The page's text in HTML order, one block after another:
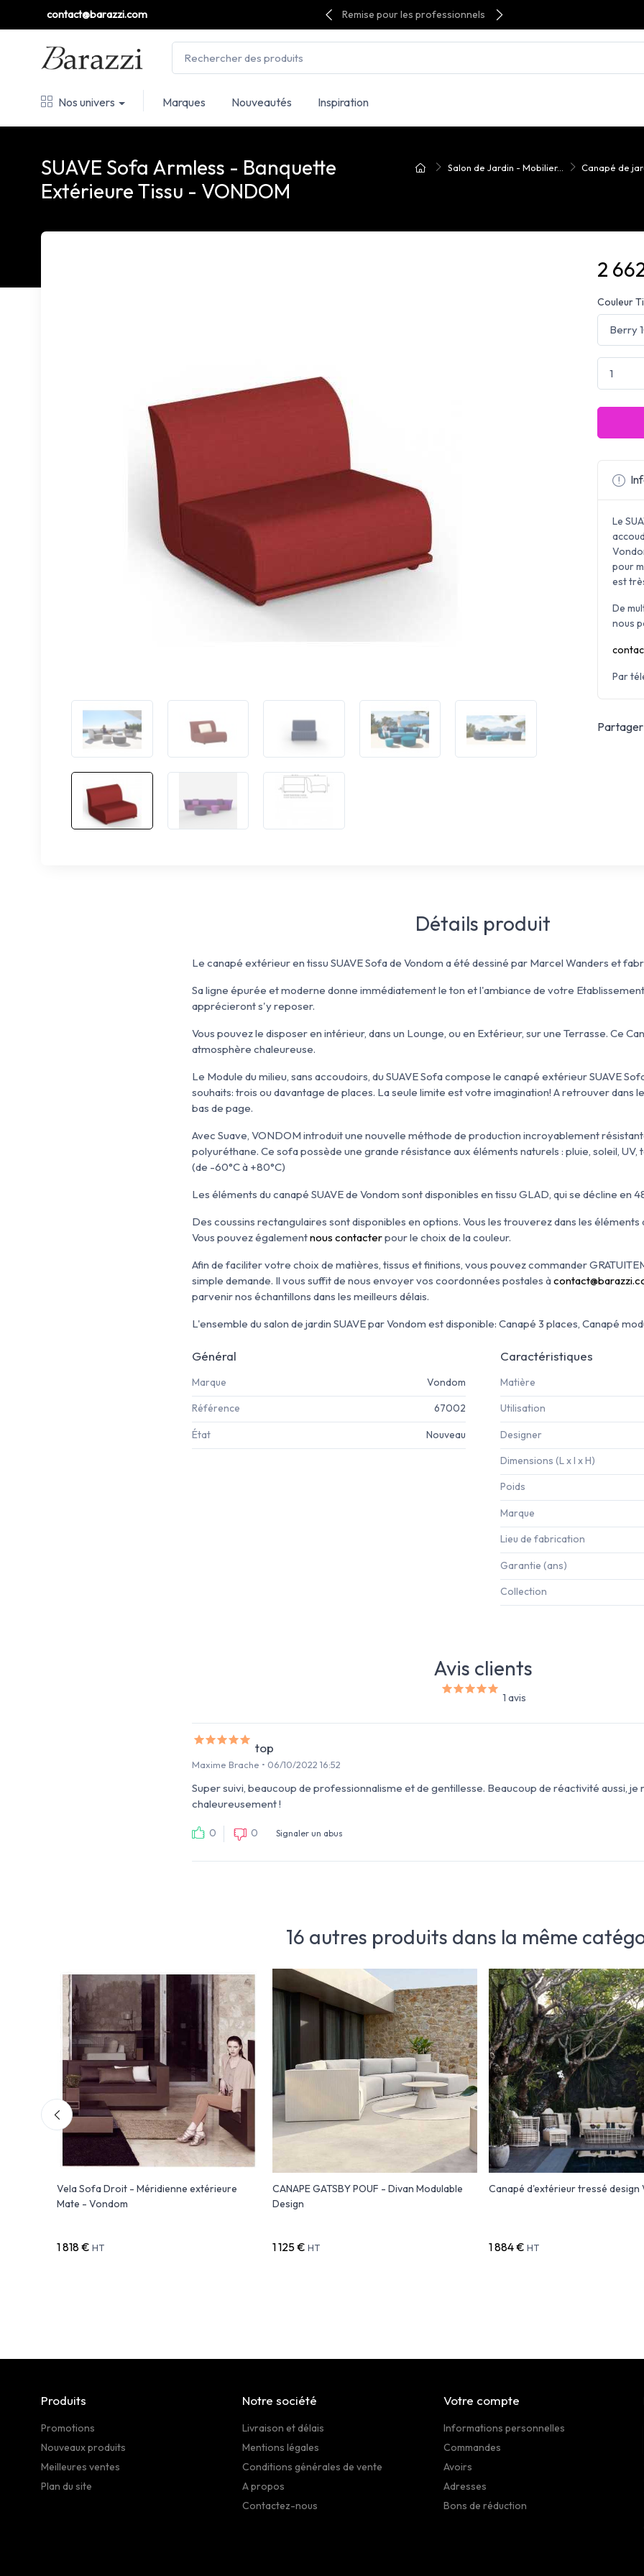
contact@barazzi.com Remise pour les professionnels
Nos univers Marques Nouveautés Inspiration
Salon de Jardin - Mobilier... Canapé de
SUAVE Sofa Armless - Banquette
Extérieure Tissu - VONDOM
2
Couleur
Le
pour
est
De
nous
Par
Partager
Détails produit
Le canapé extérieur en tissu SUAVE Sofa de Vondom a été dessiné par Marcel Wanders et
Sa ligne épurée et moderne donne immédiatement le ton et l'ambiance de votre
apprécieront s'y reposer.
Vous pouvez le disposer en intérieur, dans un Lounge, ou en Extérieur, sur une Terrasse. Ce
atmosphère chaleureuse.
Le Module du milieu, sans accoudoirs, du SUAVE Sofa compose le canapé extérieur SUAVE
souhaits: trois ou davantage de places. La seule limite est votre imagination! A retrouver dans
bas de page.
Avec Suave, VONDOM introduit une nouvelle méthode de production incroyablement
polyuréthane. Ce sofa possède une grande résistance aux éléments naturels : pluie, soleil,
(de -60°C à +80°C)
Les éléments du canapé SUAVE de Vondom sont disponibles en tissu GLAD, qui se décline en
Des coussins rectangulaires sont disponibles en options. Vous les trouverez dans les éléments
Vous pouvez égalementnous contacterpour le choix de la couleur.
Afin de faciliter votre choix de matières, tissus et finitions, vous pouvez commander
simple demande. Il vous suffit de nous envoyer vos coordonnées postales à
parvenir nos échantillons dans les meilleurs délais.
L'ensemble du salon de jardin SUAVE par Vondom est disponible: Canapé 3 places, Canapé
Général
Marque Vondom
Référence 67002
État Nouveau
Caractéristiques
Matière
Utilisation
Designer
Dimensions (L x l x H)
Poids
Marque
Lieu de fabrication
Garantie (ans)
Collection
Avis clients
1 avis
top
Maxime Brache • 06/10/2022 16:52
Super suivi, beaucoup de professionnalisme et de gentillesse. Beaucoup de réactivité aussi, je
chaleureusement !
0 0 Signaler un abus
16 autres produits dans la même
Vela Sofa Droit - Méridienne extérieure
Mate - Vondom
1 818 € HT
CANAPE GATSBY POUF - Divan Modulable
Design
1 125 € HT
Canapé d'extérieur tressé design
1 884 € HT
Produits
Promotions
Nouveaux produits
Meilleures ventes
Plan du site
Notre société
Livraison et délais
Mentions légales
Conditions générales de vente
A propos
Contactez-nous
Votre compte
Informations personnelles
Commandes
Avoirs
Adresses
Bons de réduction